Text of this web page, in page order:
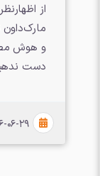
از
مارک‌داون
و هوش
دست
29 14:00:01